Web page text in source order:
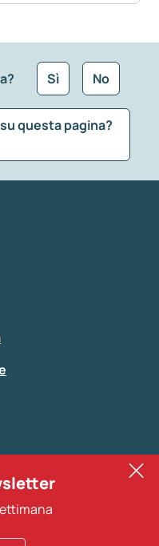
Sì No
questa pagina?
personale (ad
altra comunicazione